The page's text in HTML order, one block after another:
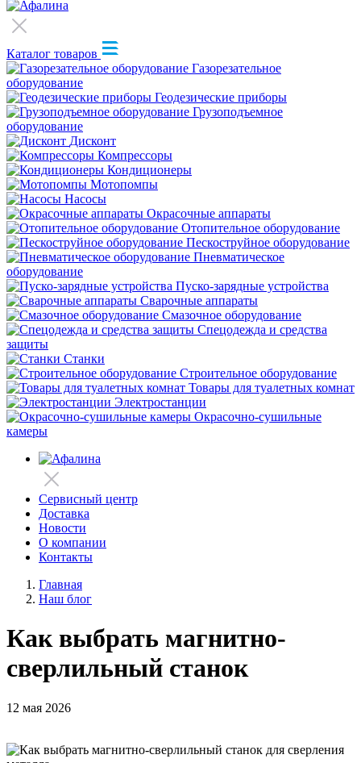
Каталог товаров
Газорезательное
оборудование
Геодезические приборы
Грузоподъемное
оборудование
Дисконт
Компрессоры
Кондиционеры
Мотопомпы
Насосы
Окрасочные аппараты
Отопительное оборудование
Пескоструйное оборудование
Пневматическое
оборудование
Пуско-зарядные устройства
Сварочные аппараты
Смазочное оборудование
Спецодежда и средства
защиты
Станки
Строительное оборудование
Товары для туалетных комнат
Электростанции
Окрасочно-сушильные
камеры
Сервисный центр
Доставка
Новости
О компании
Контакты
Главная
Наш блог
Как выбрать магнитно-
сверлильный станок
12 мая 2026